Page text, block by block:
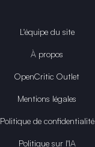
L'équipe du site
À propos
OpenCritic Outlet
Mentions légales
Politique de confidentialité
Politique sur l'IA